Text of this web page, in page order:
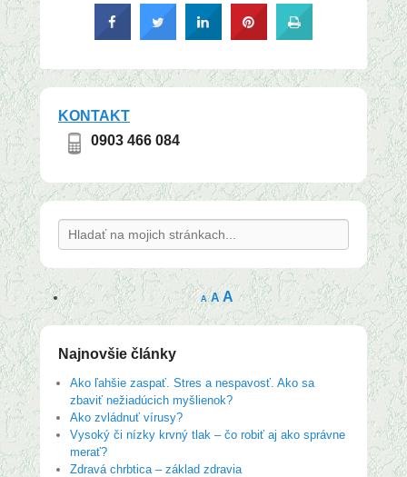
KONTAKT
0903 466 084
Search
A A A
Najnovšie články
Ako ľahšie zaspať. Stres a nespavosť. Ako sa
zbaviť nežiadúcich myšlienok?
Ako zvládnuť vírusy?
Vysoký či nízky krvný tlak – čo robiť aj ako správne
merať?
Zdravá chrbtica – základ zdravia